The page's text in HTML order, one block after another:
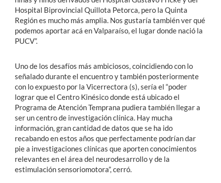
Hospital Biprovincial Quillota Petorca, pero la Quinta
Región es mucho más amplia. Nos gustaría también ver qué
podemos aportar acá en Valparaíso, el lugar donde nació la
PUCV”.
Uno de los desafíos más ambiciosos, coincidiendo con lo
señalado durante el encuentro y también posteriormente
con lo expuesto por la Vicerrectora (s), sería el “poder
lograr que el Centro Kinésico donde está ubicado el
Programa de Atención Temprana pudiera también llegar a
ser un centro de investigación clínica. Hay mucha
información, gran cantidad de datos que se ha ido
recabando en estos años que perfectamente podrían dar
pie a investigaciones clínicas que aporten conocimientos
relevantes en el área del neurodesarrollo y de la
estimulación sensoriomotora”, cerró.